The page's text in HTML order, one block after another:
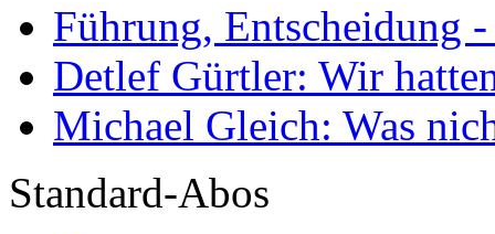
Führung, Entscheidung
Detlef Gürtler: Wir
Michael Gleich: Was
Standard-Abos